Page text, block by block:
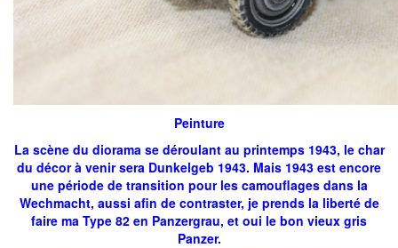
Peinture
La scène du diorama se déroulant au printemps 1943, le char
du décor à venir sera Dunkelgeb 1943. Mais 1943 est encore
une période de transition pour les camouflages dans la
Wechmacht, aussi afin de contraster, je prends la liberté de
faire ma Type 82 en Panzergrau, et oui le bon vieux gris
Panzer.